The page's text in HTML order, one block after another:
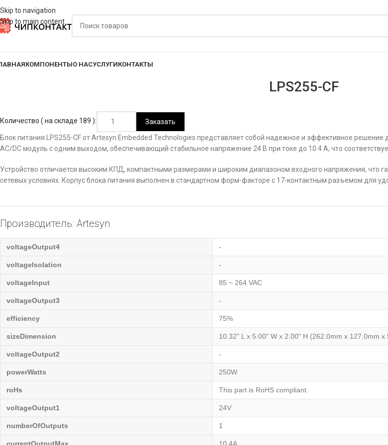
Skip to navigation
Skip to main content
КОМПОНЕНТЫО НАСУСЛУГИКОНТАКТЫ
LPS255-CF
Количество ( на складе 189 ):
Заказать
Блок питания LPS255-CF от Artesyn Embedded Technologies представляет собой надежное и эффективное
AC/DC модуль с одним выходом, обеспечивающий стабильное напряжение 24 В при токе до 10.4 А, что
Устройство отличается высоким КПД, компактными размерами и широким диапазоном входного напряжения, что
сетевых условиях. Корпус блока питания выполнен в стандартном форм-факторе с 17-контактным разъемом для
Производитель: Artesyn
voltageOutput4 -
voltageIsolation -
voltageInput 85 ~ 264 VAC
voltageOutput3 -
efficiency 75%
sizeDimension 10.32" L x 5.00" W x 2.00" H (262.0mm x 127.0mm x
voltageOutput2 -
powerWatts 250W
roHs This part is RoHS compliant.
voltageOutput1 24V
numberOfOutputs 1